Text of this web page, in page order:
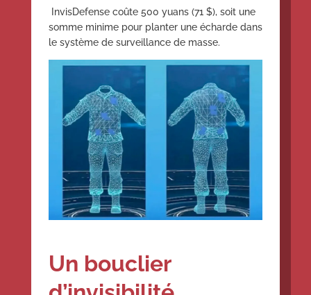
InvisDefense coûte 500 yuans (71 $), soit une
somme minime pour planter une écharde dans
le système de surveillance de masse.
Un bouclier